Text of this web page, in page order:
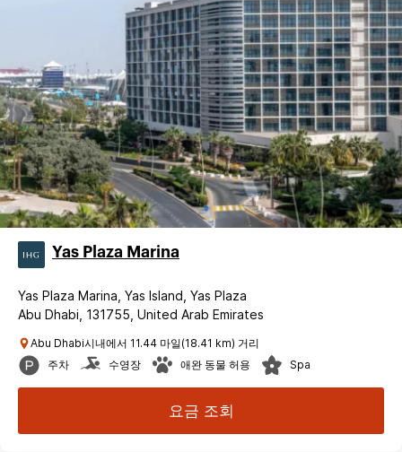
Yas Plaza Marina
Yas Plaza Marina, Yas Island, Yas Plaza
Abu Dhabi, 131755, United Arab Emirates
Abu Dhabi시내에서 11.44 마일(18.41 km) 거리
주차
수영장 애완 동물 허용 Spa
요금 조회